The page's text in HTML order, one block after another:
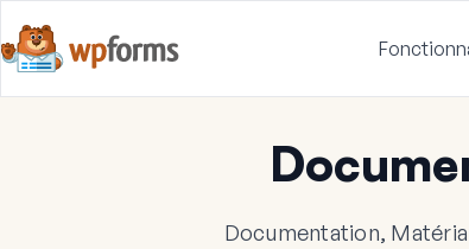
Documentation,